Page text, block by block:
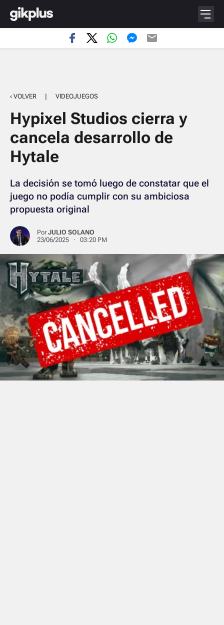
‹ VOLVER | VIDEOJUEGOS
Hypixel Studios cierra y
cancela desarrollo de
Hytale
La decisión se tomó luego de constatar que el
juego no podía cumplir con su ambiciosa
propuesta original
PorJULIO SOLANO
23/06/2025 · 03:20 PM